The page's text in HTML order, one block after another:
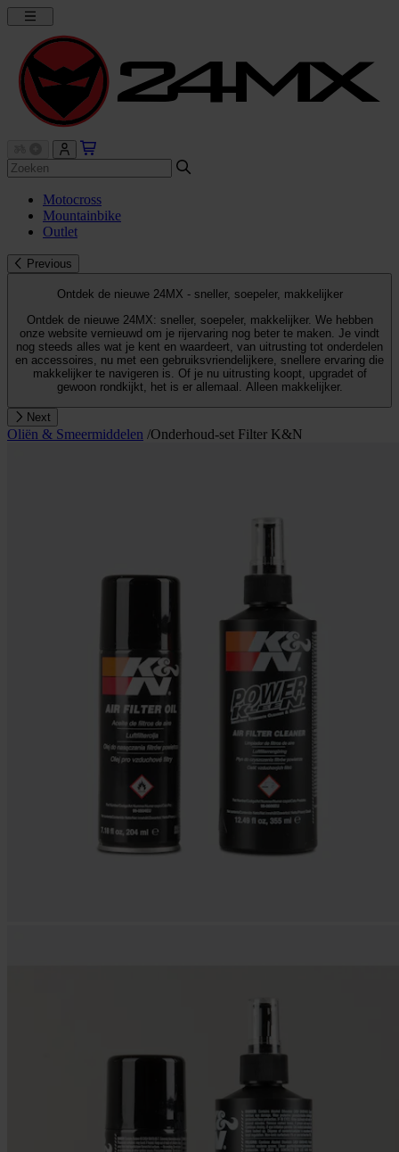
Motocross
Mountainbike
Outlet
Previous
Ontdek de nieuwe 24MX - sneller, soepeler, makkelijker
Ontdek de nieuwe 24MX: sneller, soepeler, makkelijker. We hebben
onze website vernieuwd om je rijervaring nog beter te maken. Je vindt
nog steeds alles wat je kent en waardeert, van uitrusting tot onderdelen
en accessoires, nu met een gebruiksvriendelijkere, snellere ervaring die
makkelijker te navigeren is. Of je nu uitrusting koopt, upgradet of
gewoon rondkijkt, het is er allemaal. Alleen makkelijker.
Next
Oliën & Smeermiddelen /Onderhoud-set Filter K&N